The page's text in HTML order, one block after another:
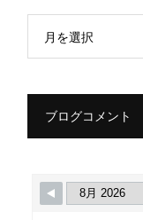
月を選択
ブログコメント